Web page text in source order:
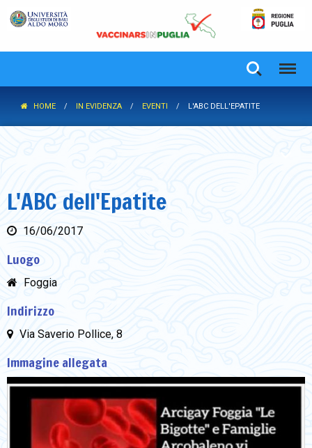
HOME IN EVIDENZA EVENTI L'ABC DELL'EPATITE
L'ABC dell'Epatite
16/06/2017
Luogo
Foggia
Indirizzo
Via Saverio Pollice, 8
Immagine allegata